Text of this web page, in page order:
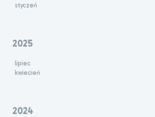
styczeń
2025
lipiec
kwiecień
2024